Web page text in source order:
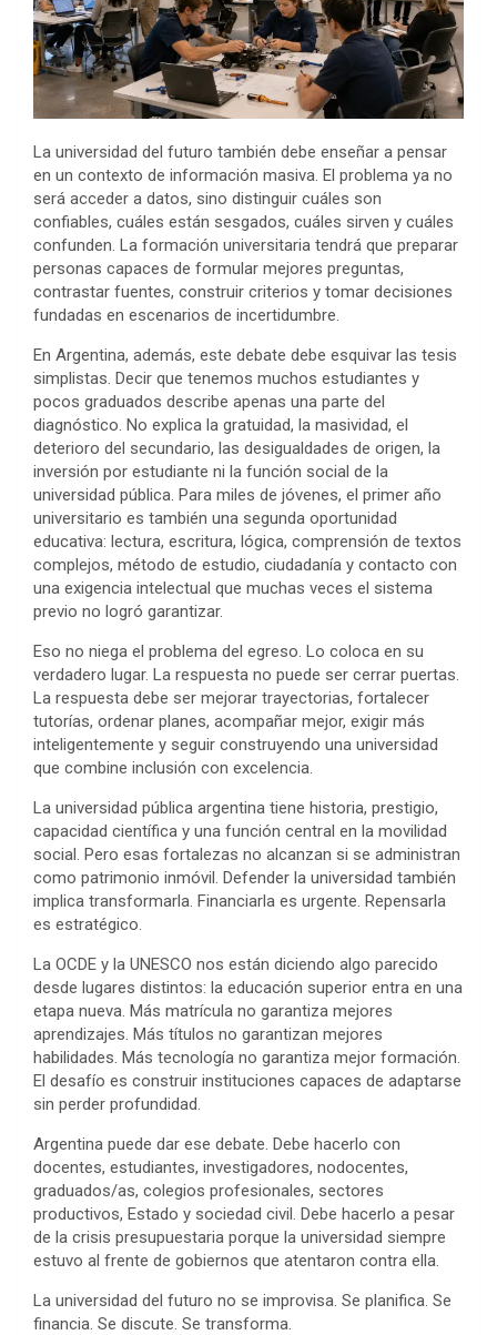
La universidad del futuro también debe enseñar a pensar
en un contexto de información masiva. El problema ya no
será acceder a datos, sino distinguir cuáles son
confiables, cuáles están sesgados, cuáles sirven y cuáles
confunden. La formación universitaria tendrá que preparar
personas capaces de formular mejores preguntas,
contrastar fuentes, construir criterios y tomar decisiones
fundadas en escenarios de incertidumbre.
En Argentina, además, este debate debe esquivar las tesis
simplistas. Decir que tenemos muchos estudiantes y
pocos graduados describe apenas una parte del
diagnóstico. No explica la gratuidad, la masividad, el
deterioro del secundario, las desigualdades de origen, la
inversión por estudiante ni la función social de la
universidad pública. Para miles de jóvenes, el primer año
universitario es también una segunda oportunidad
educativa: lectura, escritura, lógica, comprensión de textos
complejos, método de estudio, ciudadanía y contacto con
una exigencia intelectual que muchas veces el sistema
previo no logró garantizar.
Eso no niega el problema del egreso. Lo coloca en su
verdadero lugar. La respuesta no puede ser cerrar puertas.
La respuesta debe ser mejorar trayectorias, fortalecer
tutorías, ordenar planes, acompañar mejor, exigir más
inteligentemente y seguir construyendo una universidad
que combine inclusión con excelencia.
La universidad pública argentina tiene historia, prestigio,
capacidad científica y una función central en la movilidad
social. Pero esas fortalezas no alcanzan si se administran
como patrimonio inmóvil. Defender la universidad también
implica transformarla. Financiarla es urgente. Repensarla
es estratégico.
La OCDE y la UNESCO nos están diciendo algo parecido
desde lugares distintos: la educación superior entra en una
etapa nueva. Más matrícula no garantiza mejores
aprendizajes. Más títulos no garantizan mejores
habilidades. Más tecnología no garantiza mejor formación.
El desafío es construir instituciones capaces de adaptarse
sin perder profundidad.
Argentina puede dar ese debate. Debe hacerlo con
docentes, estudiantes, investigadores, nodocentes,
graduados/as, colegios profesionales, sectores
productivos, Estado y sociedad civil. Debe hacerlo a pesar
de la crisis presupuestaria porque la universidad siempre
estuvo al frente de gobiernos que atentaron contra ella.
La universidad del futuro no se improvisa. Se planifica. Se
financia. Se discute. Se transforma.